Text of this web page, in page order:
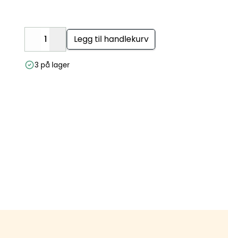
DecreaseIncrease
Legg til handlekurv
3 på lager